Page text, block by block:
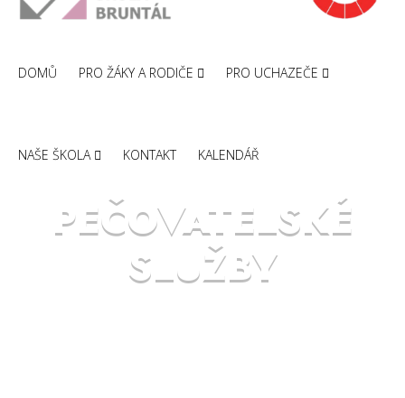
DOMŮ PRO ŽÁKY A RODIČE PRO UCHAZEČE
NAŠE ŠKOLA KONTAKT KALENDÁŘ
PEČOVATELSKÉ
SLUŽBY